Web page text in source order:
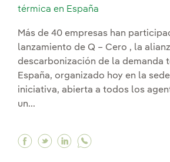
térmica en España
Más de 40 empresas han
lanzamiento de Q – Cero , la
descarbonización de la demanda
España, organizado hoy en la
iniciativa, abierta a todos los
un...
Facebook Más de 40
Twitter Más de 40
Linkedin Más de